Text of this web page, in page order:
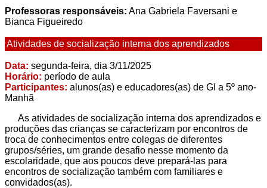
Professoras responsáveis: Ana Gabriela Faversani e
Bianca Figueiredo
Atividades de socialização interna dos aprendizados
Data: segunda-feira, dia 3/11/2025
Horário: período de aula
Participantes: alunos(as) e educadores(as) de GI a 5º ano-
Manhã
As atividades de socialização interna dos aprendizados e
produções das crianças se caracterizam por encontros de
troca de conhecimentos entre colegas de diferentes
grupos/séries, um grande desafio nesse momento da
escolaridade, que aos poucos deve prepará-las para
encontros de socialização também com familiares e
convidados(as).